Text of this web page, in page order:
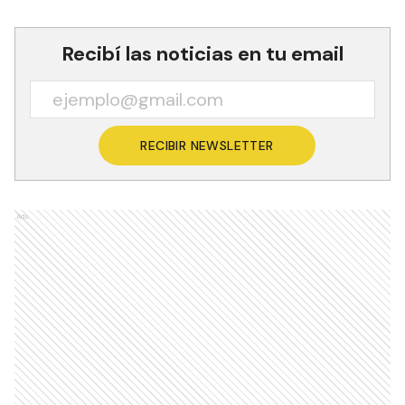
Recibí las noticias en tu email
RECIBIR NEWSLETTER
Ads